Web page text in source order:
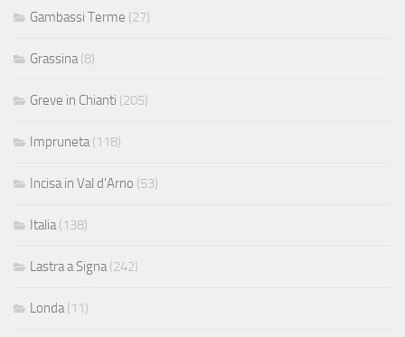
Gambassi Terme (27)
Grassina(8)
Greve in Chianti (205)
Impruneta(118)
Incisa in Val d'Arno (53)
Italia(138)
Lastra a Signa(242)
Londa(11)